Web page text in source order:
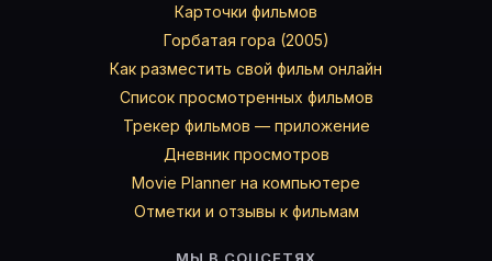
Карточки фильмов
Горбатая гора (2005)
Как разместить свой фильм онлайн
Список просмотренных фильмов
Трекер фильмов — приложение
Дневник просмотров
Movie Planner на компьютере
Отметки и отзывы к фильмам